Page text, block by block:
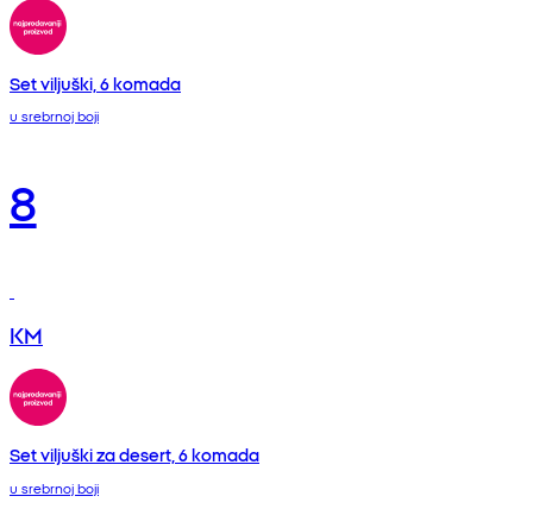
Set viljuški, 6 komada
u srebrnoj boji
8
KM
Set viljuški za desert, 6 komada
u srebrnoj boji